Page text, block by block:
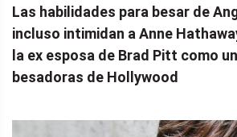
Las habilidades para besar de
incluso intimidan a Anne
la ex esposa de Brad Pitt como
besadoras de Hollywood